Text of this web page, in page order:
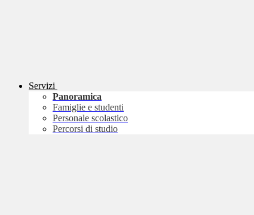
Servizi
Panoramica
Famiglie e studenti
Personale scolastico
Percorsi di studio